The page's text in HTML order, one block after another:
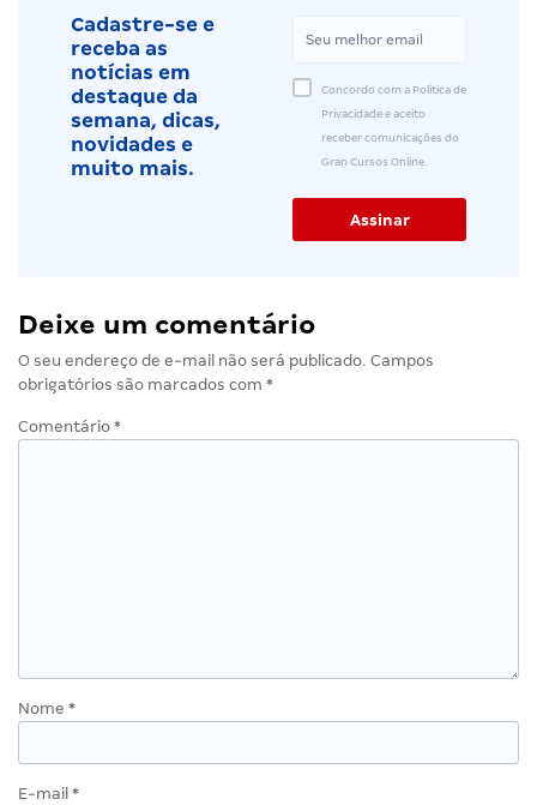
Cadastre-se e
receba as
notícias em
destaque da
semana, dicas,
novidades e
muito mais.
Concordo com a Política de
Privacidade e aceito
receber comunicações do
Gran Cursos Online.
Deixe um comentário
O seu endereço de e-mail não será publicado. Campos
obrigatórios são marcados com *
Comentário *
Nome *
E-mail *